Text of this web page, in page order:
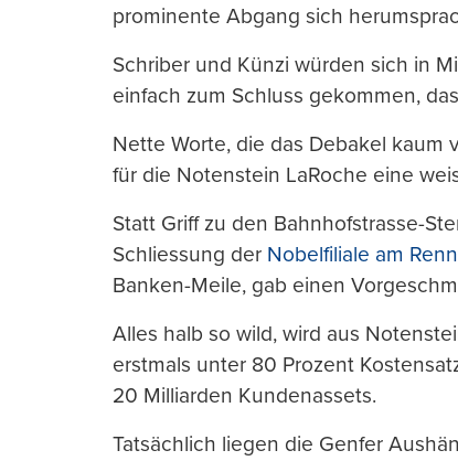
prominente Abgang sich
Schriber und Künzi würden sich in
einfach zum Schluss gekommen,
Nette Worte, die das Debakel kaum
für die Notenstein LaRoche eine
Statt Griff zu den Bahnhofstrasse-
Schliessung der Nobelfiliale am
Banken-Meile, gab einen
Alles halb so wild, wird aus
erstmals unter 80 Prozent
20 Milliarden Kundenassets.
Tatsächlich liegen die Genfer